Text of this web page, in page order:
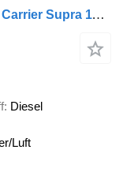
DAF LF 280 FA - Euro 6 - Automatik - Carrier Supra 1150
Diesel
Luft